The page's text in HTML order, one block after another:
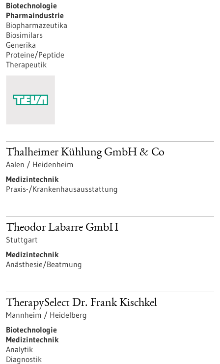
Biotechnologie
Pharmaindustrie
Biopharmazeutika
Biosimilars
Generika
Proteine/Peptide
Therapeutik
Thalheimer Kühlung GmbH & Co
Aalen / Heidenheim
Medizintechnik
Praxis-/Krankenhausausstattung
Theodor Labarre GmbH
Stuttgart
Medizintechnik
Anästhesie/Beatmung
TherapySelect Dr. Frank Kischkel
Mannheim / Heidelberg
Biotechnologie
Medizintechnik
Analytik
Diagnostik